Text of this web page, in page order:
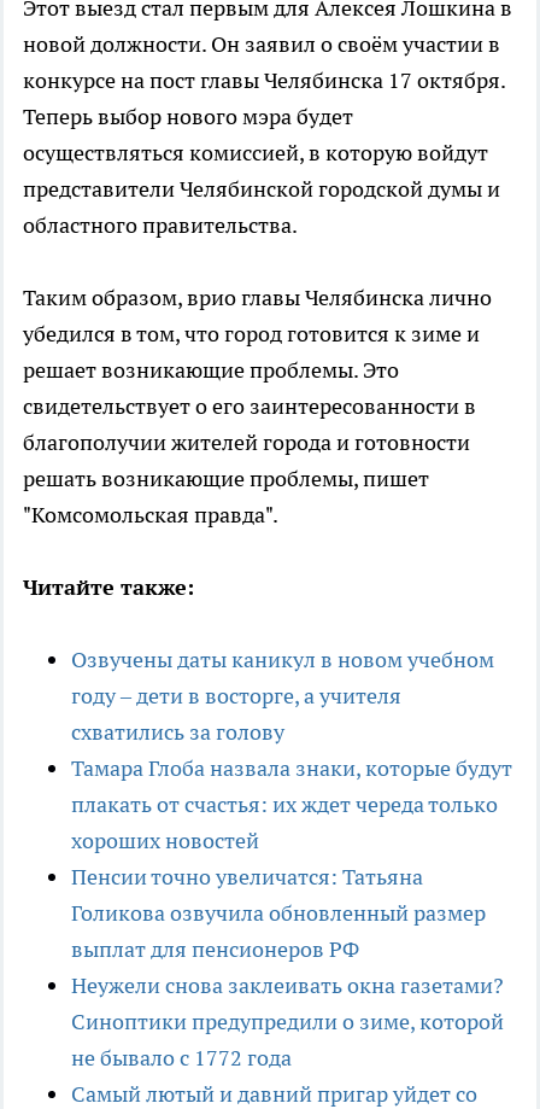
Этот выезд стал первым для Алексея Лошкина в
новой должности. Он заявил о своём участии в
конкурсе на пост главы Челябинска 17 октября.
Теперь выбор нового мэра будет
осуществляться комиссией, в которую войдут
представители Челябинской городской думы и
областного правительства.
Таким образом, врио главы Челябинска лично
убедился в том, что город готовится к зиме и
решает возникающие проблемы. Это
свидетельствует о его заинтересованности в
благополучии жителей города и готовности
решать возникающие проблемы, пишет
"Комсомольская правда".
Читайте также:
Озвучены даты каникул в новом учебном
году – дети в восторге, а учителя
схватились за голову
Тамара Глоба назвала знаки, которые будут
плакать от счастья: их ждет череда только
хороших новостей
Пенсии точно увеличатся: Татьяна
Голикова озвучила обновленный размер
выплат для пенсионеров РФ
Неужели снова заклеивать окна газетами?
Синоптики предупредили о зиме, которой
не бывало с 1772 года
Самый лютый и давний пригар уйдет со